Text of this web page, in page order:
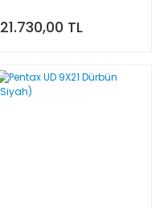
21.730,00 TL